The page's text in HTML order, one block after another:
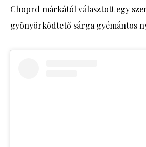
Choprd márkától választott egy
gyönyörködtető sárga gyémántos